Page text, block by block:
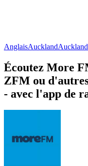
AnglaisAucklandAuckland
Écoutez More
ZFM ou
- avec l'app de